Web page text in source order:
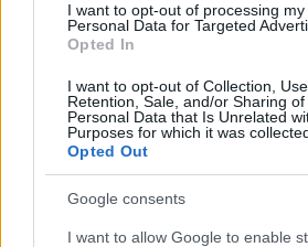
I want to opt-out of processing my
Personal Data for Targeted
Opted In
I want to opt-out of Collection, Use,
Retention, Sale, and/or Sharing of
Personal Data that Is Unrelated
Purposes for which it was
Opted Out
Google consents
I want to allow Google to enable